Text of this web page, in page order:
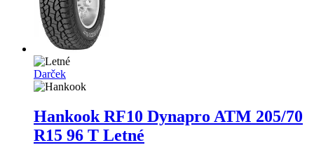
Darček
Hankook RF10 Dynapro ATM 205/70
R15 96 T Letné